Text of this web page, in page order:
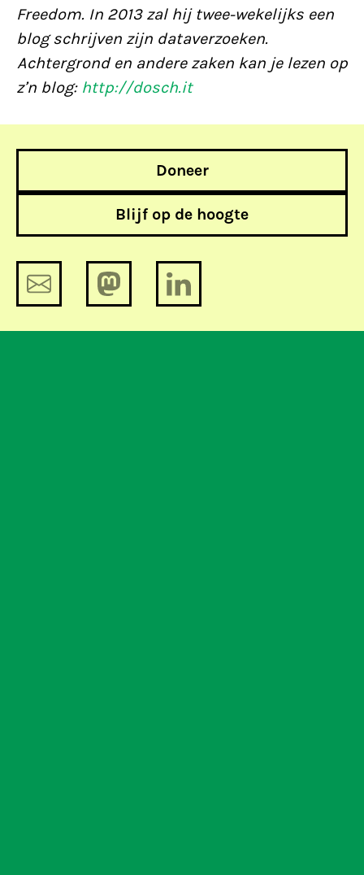
Freedom. In 2013 zal hij twee-wekelijks een
blog schrijven zijn dataverzoeken.
Achtergrond en andere zaken kan je lezen op
z’n blog: http://dosch.it
Doneer
Blijf op de hoogte